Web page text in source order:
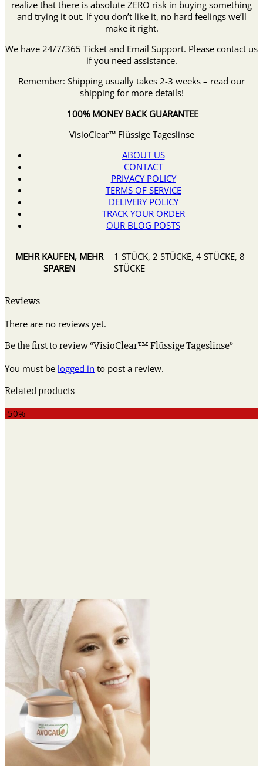
realize that there is absolute ZERO risk in buying something
and trying it out. If you don’t like it, no hard feelings we’ll
make it right.
We have 24/7/365 Ticket and Email Support. Please contact us
if you need assistance.
Remember: Shipping usually takes 2-3 weeks – read our
shipping for more details!
100% MONEY BACK GUARANTEE
VisioClear™ Flüssige Tageslinse
ABOUT US
CONTACT
PRIVACY POLICY
TERMS OF SERVICE
DELIVERY POLICY
TRACK YOUR ORDER
OUR BLOG POSTS
MEHR KAUFEN, MEHR
SPAREN
1 STÜCK, 2 STÜCKE, 4 STÜCKE, 8
STÜCKE
Reviews
There are no reviews yet.
Be the first to review “VisioClear™ Flüssige Tageslinse”
You must be logged in to post a review.
Related products
-50%